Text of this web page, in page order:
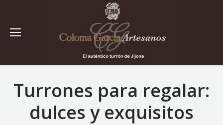
Turrones para regalar:
dulces y exquisitos